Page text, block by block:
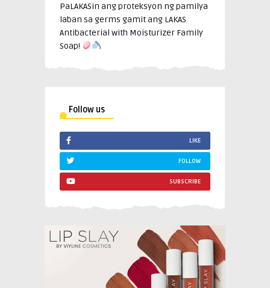
PaLAKASin ang proteksyon ng pamilya
laban sa germs gamit ang LAKAS
Antibacterial with Moisturizer Family
Soap!
Follow us
LIKE
FOLLOW
SUBSCRIBE